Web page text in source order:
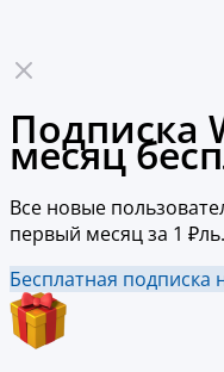
Подписка
месяц
Все новые
первый месяц за 1 ₽ль.
Бесплатная подписка